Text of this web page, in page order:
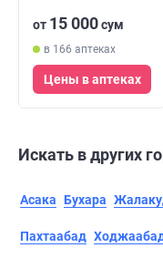
от 15 000сум
в 166 аптеках
Цены в аптеках
Искать в других
Асака Бухара
Пахтаабад